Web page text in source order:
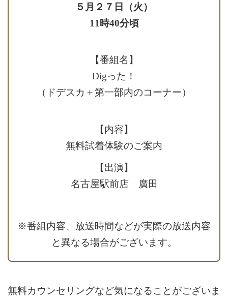
５月２７日（火）
11時40分頃
【番組名】
Digった！
（ドデスカ＋第一部内のコーナー）
【内容】
無料試着体験のご案内
【出演】
名古屋駅前店 廣田
※番組内容、放送時間などが実際の放送内容
と異なる場合がございます。
無料カウンセリングなど気になることがございま